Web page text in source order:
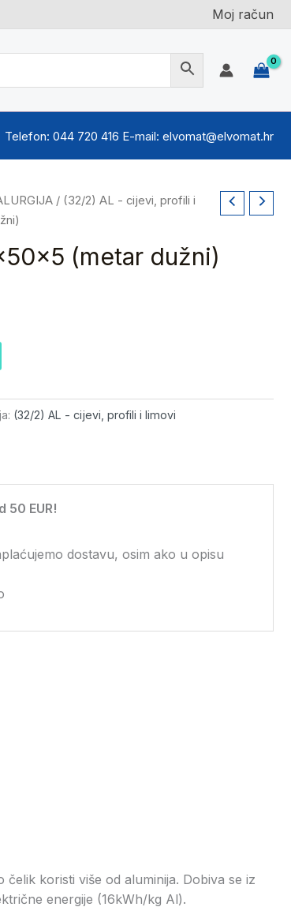
Moj račun
Telefon: 044 720 416 E-mail: elvomat@elvomat.hr
/ (32/2) AL - cijevi, profili i
(metar dužni)
(32/2) AL - cijevi, profili i limovi
50 EUR!
dostavu, osim ako u opisu
koristi više od aluminija. Dobiva se iz
energije (16kWh/kg Al).